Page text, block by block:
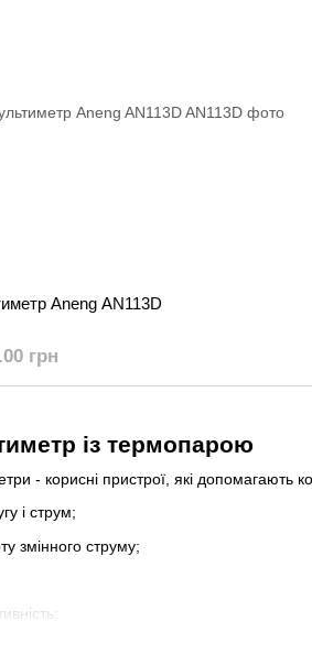
із термопарою
- корисні пристрої, які допомагають
і струм;
змінного струму;
Aneng AN113D
грн